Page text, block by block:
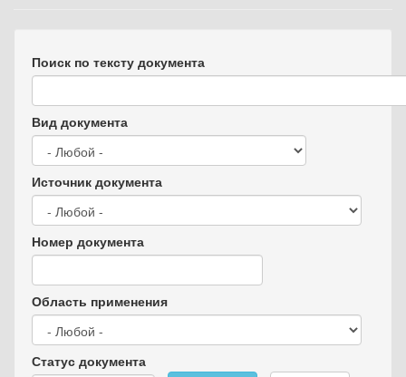
Поиск по тексту документа
Вид документа
Источник документа
Номер документа
Область применения
Статус документа